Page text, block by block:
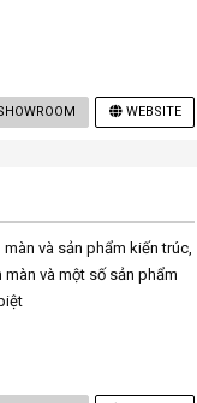
WEBSITE
và sản phẩm kiến trúc,
và một số sản phẩm